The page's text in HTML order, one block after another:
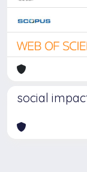
social